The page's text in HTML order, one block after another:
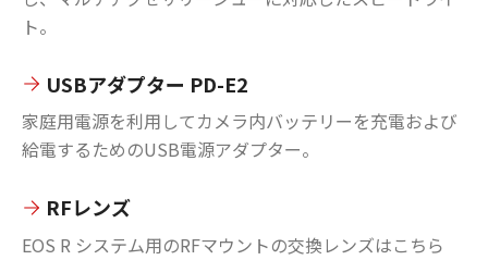
ト。
USBアダプター PD-E2
家庭用電源を利用してカメラ内バッテリーを充電および
給電するためのUSB電源アダプター。
RFレンズ
EOS R システム用のRFマウントの交換レンズはこちら